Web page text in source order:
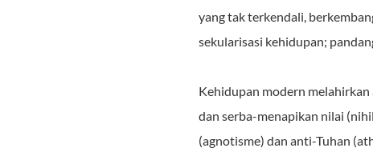
yang tak terkendali,
sekularisasi kehidupan;
Kehidupan modern
dan serba-menapikan nilai
(agnotisme) dan anti-Tuhan